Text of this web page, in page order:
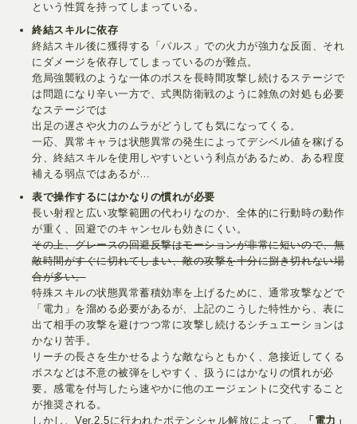
という性質を持ってしまっている。
終結スキルに依存
終結スキル後に獲得する「パルス」での火力が強力な反面、それ
にダメージを依存してしまっているのが難点。
危局強襲戦のような一体のボスを長時間攻撃し続けるステージで
は問題になり辛い一方で、式輿防衛戦のように雑魚の対処も必要
なステージでは
出足の遅さや火力のムラがどうしても気になってくる。
一応、異常キャラは状態異常の発生によってデシベル値を稼げる
分、終結スキルを使用しやすいという利点があるため、ある程度
補える弱点ではあるが…
表で操作するにはかなりの慣れが必要
長い射程と広い攻撃範囲の代わりなのか、全体的に行動時の動作
が重く、回避でのキャンセルも効きにくい。
その上、グレースの回避反撃はモーションが非常に短いので、無
敵時間がすぐに切れてしまい、敵の攻撃を十分に捌き切れない場
合が多い。
特殊スキルの状態異常蓄積効率を上げるために、通常攻撃などで
「電力」を溜める必要があるが、上記のこうした特性から、表に
出て相手の攻撃を避けつつ常に攻撃し続けるシチュエーションは
かなり苦手。
リーチの長さを生かせるような敵ならともかく、急接近してくる
ボスなどは不意の被弾をしやすく、扱うにはかなりの慣れが必
要。感電を付与したら速やかに他のエージェントに交代すること
が推奨される。
しかし、Ver.2.5に行われたポテンシャル解放によって、
「電力」